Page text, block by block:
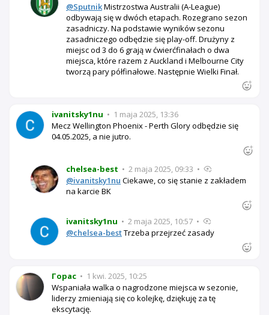
@SputnikMistrzostwa Australii (A-League)
odbywają się w dwóch etapach. Rozegrano sezon
zasadniczy. Na podstawie wyników sezonu
zasadniczego odbędzie się play-off. Drużyny z
miejsc od 3 do 6 grają w ćwierćfinałach o dwa
miejsca, które razem z Auckland i Melbourne City
tworzą pary półfinałowe. Następnie Wielki Finał.
ivanitsky1nu • 1 maja 2025, 13:36
Mecz Wellington Phoenix - Perth Glory odbędzie się
04.05.2025, a nie jutro.
chelsea-best • 2 maja 2025, 09:33 •
@ivanitsky1nu Ciekawe, co się stanie z zakładem
na karcie BK
ivanitsky1nu • 2 maja 2025, 10:57 •
@chelsea-bestTrzeba przejrzeć zasady
Горас • 1 kwi. 2025, 10:25
Wspaniała walka o nagrodzone miejsca w sezonie,
liderzy zmieniają się co kolejkę, dziękuję za tę
ekscytację.